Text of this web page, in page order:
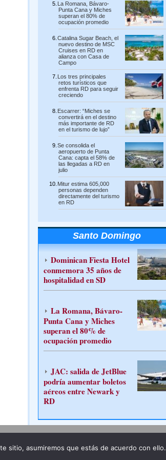
La Romana, Bávaro-
Punta Cana y Miches
superan el 80% de
ocupación promedio
Catalina Sugar Beach, el
nuevo destino de MSC
Cruises en RD en
alianza con Casa de
Campo
Los tres principales
retos turísticos que
enfrenta RD para seguir
creciendo
Escarrer: “Miches se
convertirá en el destino
más importante de RD
en el turismo de lujo”
Se consolida el
aeropuerto de Punta
Cana: capta el 58% de
las llegadas a RD en
julio
Mitur estima 605,000
personas dependen
directamente del turismo
en RD
Santo Domingo
Dominican Fiesta Hotel
conmemora 35 años de
hospitalidad en SD
La Romana, Bávaro-
Punta Cana y Miches
superan el 80% de
ocupación promedio
JAC: salida de JetBlue
podría aumentar boletos
aéreos entre Newark y
RD
sitio, asumiremos que estás de acuerdo con ello.